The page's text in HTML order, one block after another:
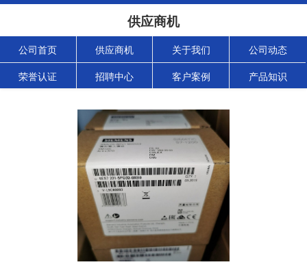
供应商机
公司首页 供应商机 关于我们 公司动态
荣誉认证 招聘中心 客户案例 产品知识